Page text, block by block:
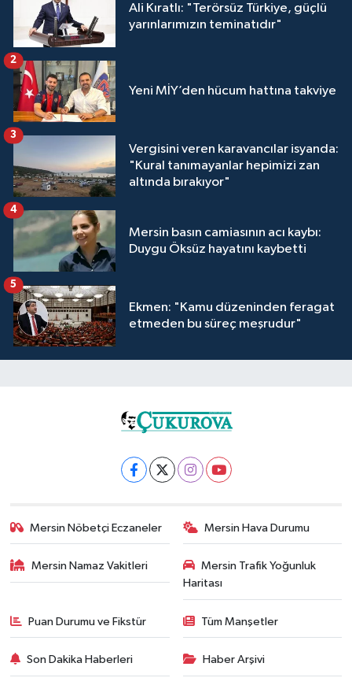
Ali Kıratlı: "Terörsüz Türkiye, güçlü
yarınlarımızın teminatıdır"
Yeni MİY’den hücum hattına takviye
2
Vergisini veren karavancılar isyanda:
"Kural tanımayanlar hepimizi zan
altında bırakıyor"
3
Mersin basın camiasının acı kaybı:
Duygu Öksüz hayatını kaybetti
4
Ekmen: "Kamu düzeninden feragat
etmeden bu süreç meşrudur"
5
Mersin Nöbetçi Eczaneler Mersin Hava Durumu
Mersin Namaz Vakitleri
Mersin Trafik Yoğunluk
Haritası
Puan Durumu ve Fikstür Tüm Manşetler
Son Dakika Haberleri Haber Arşivi